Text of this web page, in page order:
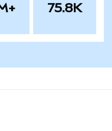
75.8K